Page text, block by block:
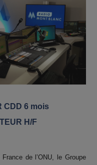
CDD 6 mois
H/F
de l’ONU, le Groupe